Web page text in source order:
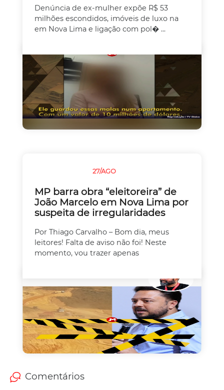
Denúncia de ex-mulher expõe R$ 53
milhões escondidos, imóveis de luxo na
em Nova Lima e ligação com pol� ...
27/AGO
MP barra obra “eleitoreira” de
João Marcelo em Nova Lima por
suspeita de irregularidades
Por Thiago Carvalho – Bom dia, meus
leitores! Falta de aviso não foi! Neste
momento, vou trazer apenas
Comentários